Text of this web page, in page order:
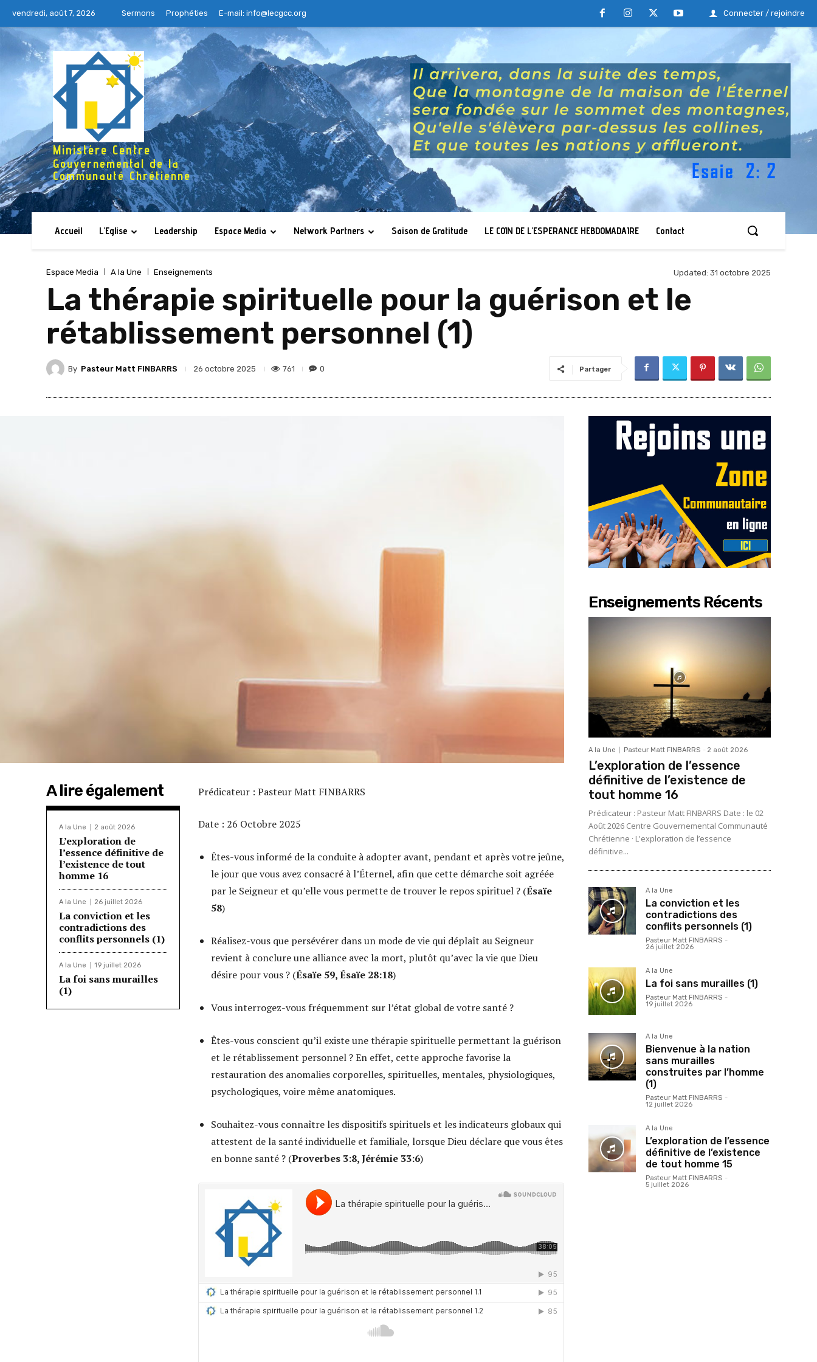
vendredi, août 7, 2026 Sermons Prophéties E-mail: info@lecgcc.org Connecter / rejoindre
Ministère Centre
Gouvernemental de la
Communauté Chrétienne
Accueil L’Eglise Leadership Espace Media Network Partners Saison de Gratitude LE COIN DE L’ESPERANCE HEBDOMADAIRE Contact
Espace Media A la Une Enseignements Updated: 31 octobre 2025
La thérapie spirituelle pour la guérison et le
rétablissement personnel (1)
By Pasteur Matt FINBARRS 26 octobre 2025 761 0 Partager
A lire également
A la Une 2 août 2026
L’exploration de
l’essence définitive de
l’existence de tout
homme 16
A la Une 26 juillet 2026
La conviction et les
contradictions des
conflits personnels (1)
A la Une 19 juillet 2026
La foi sans murailles
(1)
Prédicateur : Pasteur Matt FINBARRS
Date : 26 Octobre 2025
Êtes-vous informé de la conduite à adopter avant, pendant et après votre jeûne,
le jour que vous avez consacré à l’Éternel, afin que cette démarche soit agréée
par le Seigneur et qu’elle vous permette de trouver le repos spirituel ? (Ésaïe
58)
Réalisez-vous que persévérer dans un mode de vie qui déplaît au Seigneur
revient à conclure une alliance avec la mort, plutôt qu’avec la vie que Dieu
désire pour vous ? (Ésaïe 59, Ésaïe 28:18)
Vous interrogez-vous fréquemment sur l’état global de votre santé ?
Êtes-vous conscient qu’il existe une thérapie spirituelle permettant la guérison
et le rétablissement personnel ? En effet, cette approche favorise la
restauration des anomalies corporelles, spirituelles, mentales, physiologiques,
psychologiques, voire même anatomiques.
Souhaitez-vous connaître les dispositifs spirituels et les indicateurs globaux qui
attestent de la santé individuelle et familiale, lorsque Dieu déclare que vous êtes
en bonne santé ? (Proverbes 3:8, Jérémie 33:6)
Enseignements Récents
A la Une Pasteur Matt FINBARRS - 2 août 2026
L’exploration de l’essence
définitive de l’existence de
tout homme 16
Prédicateur : Pasteur Matt FINBARRS Date : le 02
Août 2026 Centre Gouvernemental Communauté
Chrétienne · L'exploration de l’essence
définitive...
A la Une
La conviction et les
contradictions des
conflits personnels (1)
Pasteur Matt FINBARRS -
26 juillet 2026
A la Une
La foi sans murailles (1)
Pasteur Matt FINBARRS -
19 juillet 2026
A la Une
Bienvenue à la nation
sans murailles
construites par l’homme
(1)
Pasteur Matt FINBARRS -
12 juillet 2026
A la Une
L’exploration de l’essence
définitive de l’existence
de tout homme 15
Pasteur Matt FINBARRS -
5 juillet 2026